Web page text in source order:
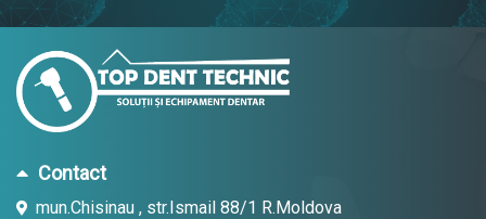
Contact
mun.Chisinau , str.Ismail 88/1 R.Moldova